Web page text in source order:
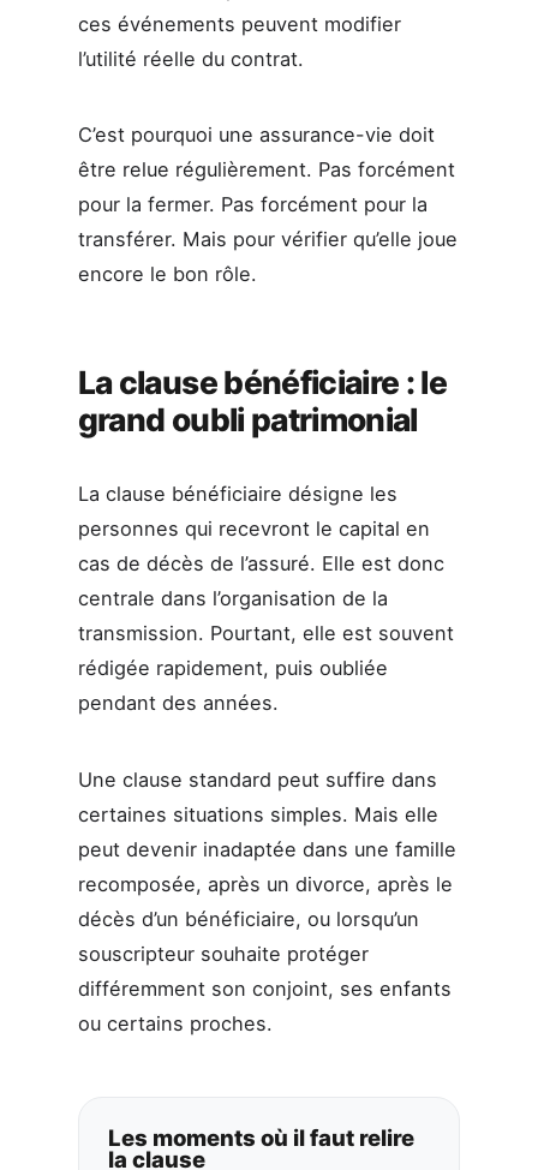
ces événements peuvent modifier
l’utilité réelle du contrat.
C’est pourquoi une assurance-vie doit
être relue régulièrement. Pas forcément
pour la fermer. Pas forcément pour la
transférer. Mais pour vérifier qu’elle joue
encore le bon rôle.
La clause bénéficiaire : le
grand oubli patrimonial
La clause bénéficiaire désigne les
personnes qui recevront le capital en
cas de décès de l’assuré. Elle est donc
centrale dans l’organisation de la
transmission. Pourtant, elle est souvent
rédigée rapidement, puis oubliée
pendant des années.
Une clause standard peut suffire dans
certaines situations simples. Mais elle
peut devenir inadaptée dans une famille
recomposée, après un divorce, après le
décès d’un bénéficiaire, ou lorsqu’un
souscripteur souhaite protéger
différemment son conjoint, ses enfants
ou certains proches.
Les moments où il faut relire
la clause